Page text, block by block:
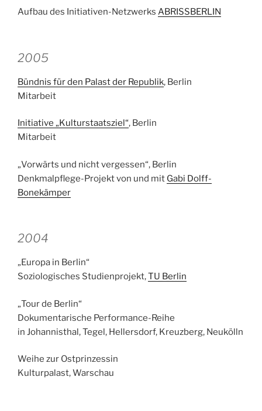
Aufbau des Initiativen-Netzwerks ABRISSBERLIN
2005
Bündnis für den Palast der Republik, Berlin
Mitarbeit
Initiative „Kulturstaatsziel“, Berlin
Mitarbeit
„Vorwärts und nicht vergessen“, Berlin
Denkmalpflege-Projekt von und mit Gabi Dolff-
Bonekämper
2004
„Europa in Berlin“
Soziologisches Studienprojekt,TU Berlin
„Tour de Berlin“
Dokumentarische Performance-Reihe
in Johannisthal, Tegel, Hellersdorf, Kreuzberg, Neukölln
Weihe zur Ostprinzessin
Kulturpalast, Warschau